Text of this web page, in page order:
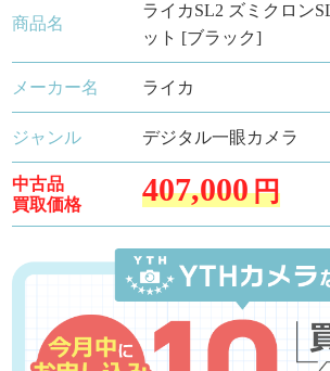
商品名
ライカSL2 ズミクロン
ット [ブラック]
メーカー名 ライカ
ジャンル デジタル一眼カメラ
中古品
買取価格
407,000円